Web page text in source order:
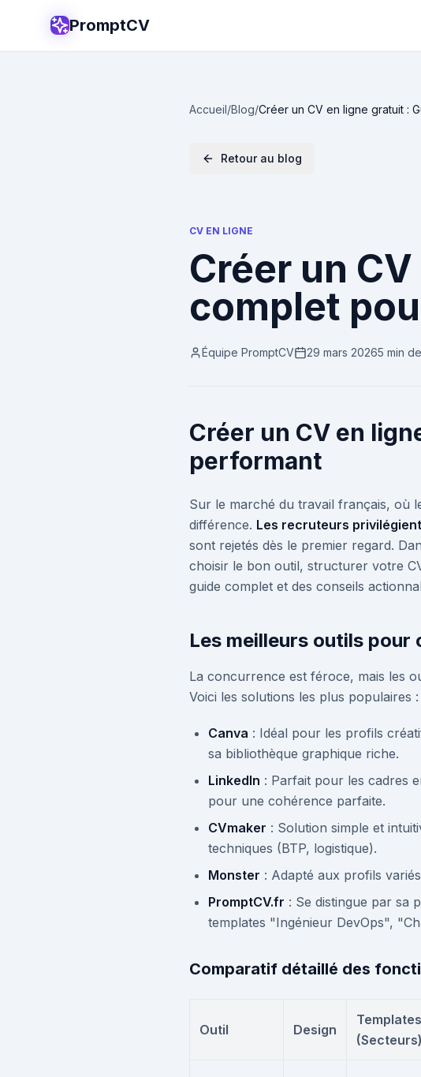
PromptCV
Accueil/Blog/Créer un CV en ligne gratuit :
Retour au blog
CV EN LIGNE
Créer un
complet
Équipe PromptCV 29 mars 20265 min
Créer un CV en
performant
Sur le marché du travail français, où
différence. Les recruteurs
sont rejetés dès le premier regard.
choisir le bon outil, structurer votre
guide complet et des conseils
Les meilleurs outils
La concurrence est féroce, mais les
Voici les solutions les plus populaires :
Canva : Idéal pour les profils
sa bibliothèque graphique riche.
LinkedIn : Parfait pour les cadres
pour une cohérence parfaite.
CVmaker : Solution simple et
techniques (BTP, logistique).
Monster : Adapté aux profils
PromptCV.fr : Se distingue par sa
templates "Ingénieur DevOps",
Comparatif détaillé des
Outil Design
Templates
(Secteurs)